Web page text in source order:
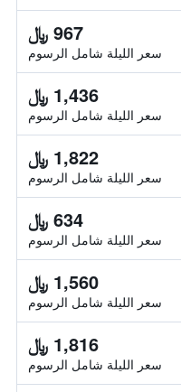
967 ﷼
سعر الليلة شامل الرسوم
1,436 ﷼
سعر الليلة شامل الرسوم
1,822 ﷼
سعر الليلة شامل الرسوم
634 ﷼
سعر الليلة شامل الرسوم
1,560 ﷼
سعر الليلة شامل الرسوم
1,816 ﷼
سعر الليلة شامل الرسوم